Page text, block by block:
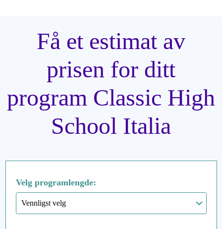
Få et estimat av
prisen for ditt
program Classic High
School Italia
Velg programlengde: